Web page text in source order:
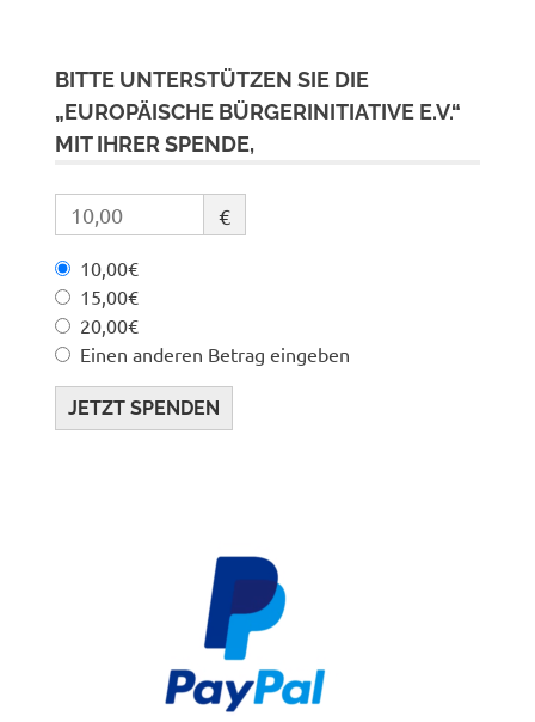
BITTE UNTERSTÜTZEN SIE DIE
„EUROPÄISCHE BÜRGERINITIATIVE E.V.“
MIT IHRER SPENDE,
€
10,00€
15,00€
20,00€
Einen anderen Betrag eingeben
JETZT SPENDEN